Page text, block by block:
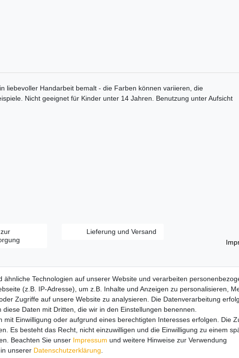
liebevoller Handarbeit bemalt - die Farben können variieren, die
Nicht geeignet für Kinder unter 14 Jahren. Benutzung unter Aufsicht
Lieferung und Versand
ähnliche Technologien auf unserer Website und verarbeiten
(z.B. IP-Adresse), um z.B. Inhalte und Anzeigen zu personalisieren,
Zugriffe auf unsere Website zu analysieren. Die Datenverarbeitung
Daten mit Dritten, die wir in den Einstellungen benennen.
mit Einwilligung oder aufgrund eines berechtigten Interesses erfolgen. Die
Es besteht das Recht, nicht einzuwilligen und die Einwilligung zu einem
Beachten Sie unser Impressum und weitere Hinweise zur Verwendung
unserer Daten­schutz­erklärung